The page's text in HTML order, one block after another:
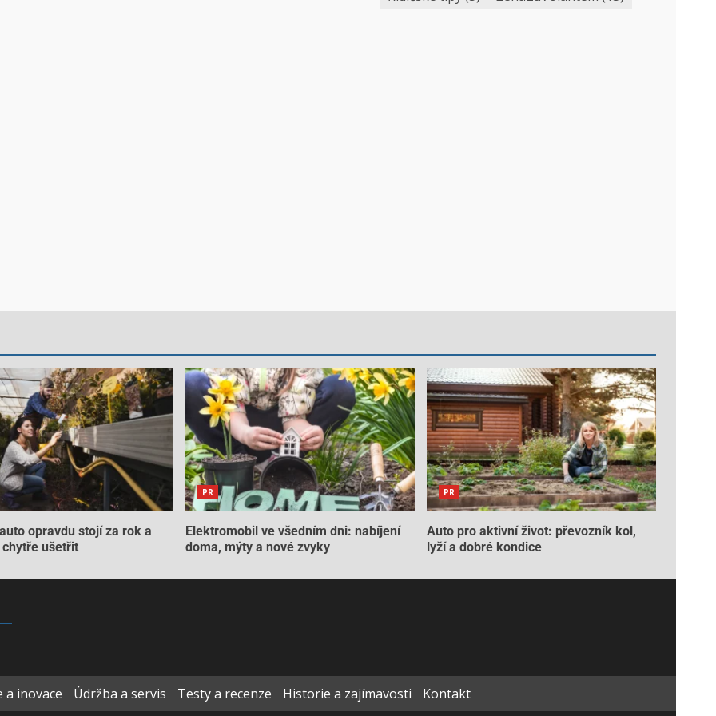
opravdu stojí za rok a
chytře ušetřit
PR
Elektromobil ve všedním dni: nabíjení
doma, mýty a nové zvyky
PR
Auto pro aktivní život: převozník kol,
lyží a dobré kondice
a inovace Údržba a servis Testy a recenze Historie a zajímavosti Kontakt